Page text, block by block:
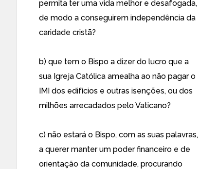
permita ter uma vida melhor e desafogada,
de modo a conseguirem independência da
caridade cristã?
b) que tem o Bispo a dizer do lucro que a
sua Igreja Católica amealha ao não pagar o
IMI dos edifícios e outras isenções, ou dos
milhões arrecadados pelo Vaticano?
c) não estará o Bispo, com as suas palavras,
a querer manter um poder financeiro e de
orientação da comunidade, procurando